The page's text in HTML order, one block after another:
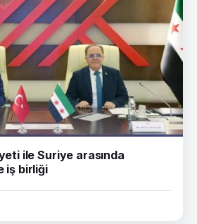
ile Suriye arasında
iş birliği